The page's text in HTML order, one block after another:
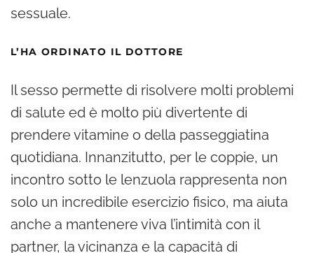
sessuale.
L’HA ORDINATO IL DOTTORE
Il sesso permette di risolvere molti problemi
di salute ed è molto più divertente di
prendere vitamine o della passeggiatina
quotidiana. Innanzitutto, per le coppie, un
incontro sotto le lenzuola rappresenta non
solo un incredibile esercizio fisico, ma aiuta
anche a mantenere viva l’intimità con il
partner, la vicinanza e la capacità di